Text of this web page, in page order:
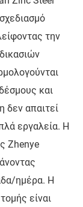
την
και
δεν απαιτεί
εργαλεία. Η
Zhenye
ημέρα. Η
είναι